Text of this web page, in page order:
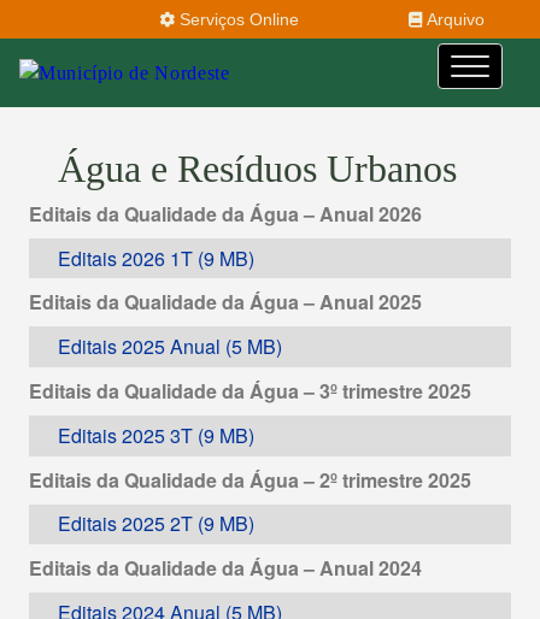
Serviços Online Arquivo
Água e Resíduos Urbanos
Editais da Qualidade da Água – Anual 2026
Editais 2026 1T
Editais da Qualidade da Água – Anual 2025
Editais 2025 Anual
Editais da Qualidade da Água – 3º trimestre 2025
Editais 2025 3T
Editais da Qualidade da Água – 2º trimestre 2025
Editais 2025 2T
Editais da Qualidade da Água – Anual 2024
Editais 2024 Anual